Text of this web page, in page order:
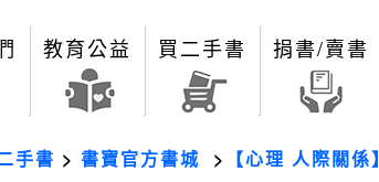
教育公益 買二手書 捐書/賣書
手書 > 書寶官方書城 > 【心理 人際關係】